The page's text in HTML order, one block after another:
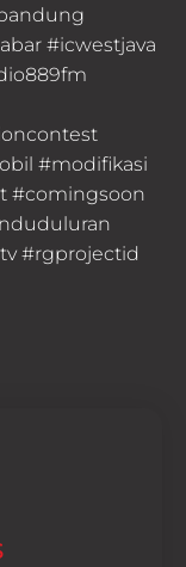
#icwestjava
#modifikasi
#comingsoon
#rgprojectid